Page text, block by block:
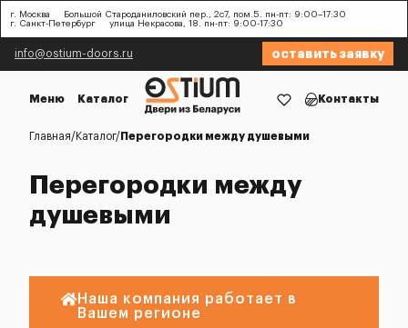
г. Москва
Большой Староданиловский пер., 2с7, пом.5. пн-пт: 9:00–17:30
г. Санкт-Петербург
улица Некрасова, 18. пн-пт: 9:00-17:30
info@ostium-doors.ru оставить заявку
Меню Каталог Контакты
Главная Каталог Перегородки между душевыми
Перегородки между
душевыми
Наша компания работает в
Вашем регионе